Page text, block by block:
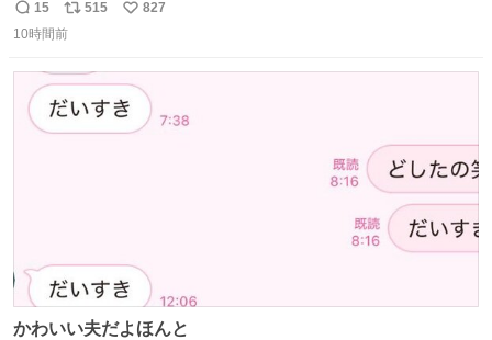
しが決まり、どうしても処分して欲しくない食器棚と机の
引き取り手を探しております この2つは私の祖母が当初一
さで亡くなりましたが、この家具達をとても大切にしてお
りました 続く↓
返
信
15
リ
ポ
ト
数
515
い
数
827
10時間前
かわいい夫だよほんと